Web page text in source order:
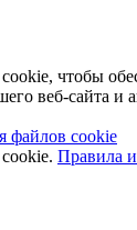
чтобы
веб-сайта и
файлов cookie
Правила